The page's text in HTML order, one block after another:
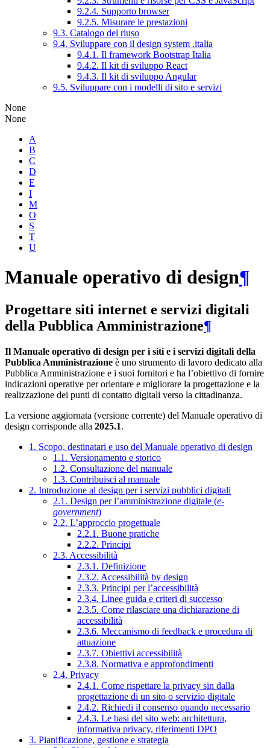
9.2.4. Supporto browser
9.2.5. Misurare le prestazioni
9.3. Catalogo del riuso
9.4. Sviluppare con il design system .italia
9.4.1. Il framework Bootstrap Italia
9.4.2. Il kit di sviluppo React
9.4.3. Il kit di sviluppo Angular
9.5. Sviluppare con i modelli di sito e servizi
None
None
A
B
C
D
E
I
M
O
S
T
U
Manuale operativo di design¶
Progettare siti internet e servizi digitali
della Pubblica Amministrazione¶
Il Manuale operativo di design per i siti e i servizi digitali della
Pubblica Amministrazione è uno strumento di lavoro dedicato alla
Pubblica Amministrazione e i suoi fornitori e ha l’obiettivo di fornire
indicazioni operative per orientare e migliorare la progettazione e la
realizzazione dei punti di contatto digitali verso la cittadinanza.
La versione aggiornata (versione corrente) del Manuale operativo di
design corrisponde alla 2025.1.
1. Scopo, destinatari e uso del Manuale operativo di design
1.1. Versionamento e storico
1.2. Consultazione del manuale
1.3. Contribuisci al manuale
2. Introduzione al design per i servizi pubblici digitali
2.1. Design per l’amministrazione digitale (e-
government)
2.2. L’approccio progettuale
2.2.1. Buone pratiche
2.2.2. Principi
2.3. Accessibilità
2.3.1. Definizione
2.3.2. Accessibilità by design
2.3.3. Principi per l’accessibilità
2.3.4. Linee guida e criteri di successo
2.3.5. Come rilasciare una dichiarazione di
accessibilità
2.3.6. Meccanismo di feedback e procedura di
attuazione
2.3.7. Obiettivi accessibilità
2.3.8. Normativa e approfondimenti
2.4. Privacy
2.4.1. Come rispettare la privacy sin dalla
progettazione di un sito o servizio digitale
2.4.2. Richiedi il consenso quando necessario
2.4.3. Le basi del sito web: architettura,
informativa privacy, riferimenti DPO
3. Pianificazione, gestione e strategia